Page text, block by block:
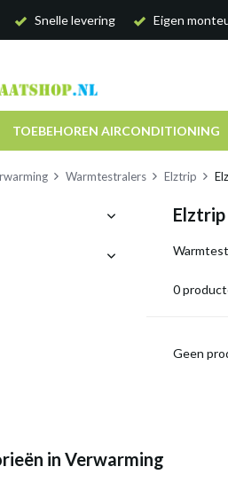
Snelle levering Eigen
TOEBEHOREN AIRCONDITIONING
Warmtestralers Elztrip
Elztrip
0
Geen
in Verwarming